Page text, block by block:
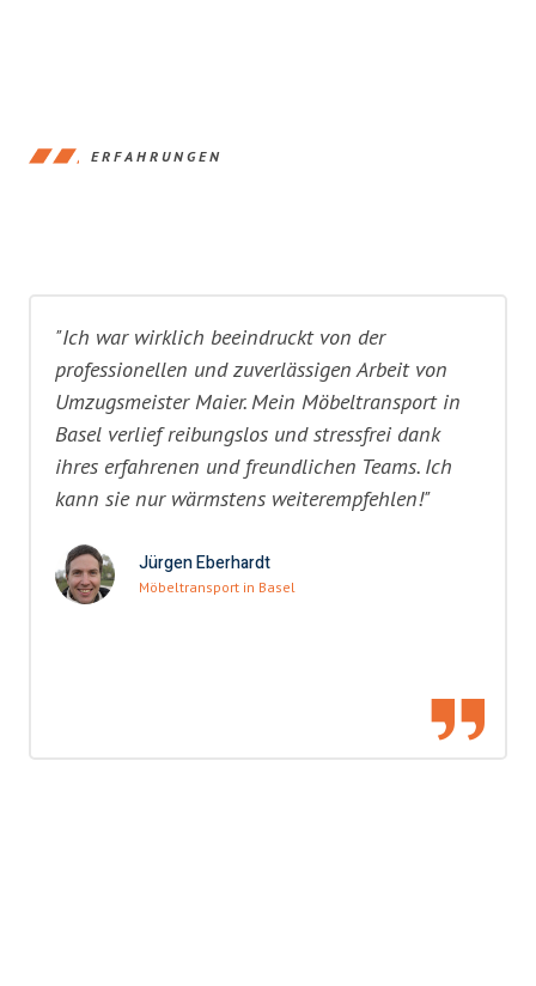
ERFAHRUNGEN
"Ich war wirklich beeindruckt von der
professionellen und zuverlässigen Arbeit von
Umzugsmeister Maier. Mein Möbeltransport in
Basel verlief reibungslos und stressfrei dank
ihres erfahrenen und freundlichen Teams. Ich
kann sie nur wärmstens weiterempfehlen!"
Jürgen Eberhardt
Möbeltransport in Basel